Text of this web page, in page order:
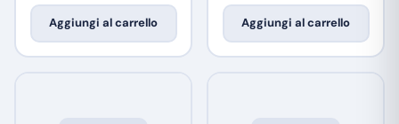
Aggiungi al carrello Aggiungi al carrello